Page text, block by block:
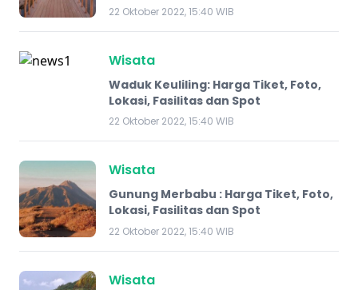
22 Oktober 2022, 15:40 WIB
Wisata
Waduk Keuliling: Harga Tiket, Foto,
Lokasi, Fasilitas dan Spot
22 Oktober 2022, 15:40 WIB
Wisata
Gunung Merbabu : Harga Tiket, Foto,
Lokasi, Fasilitas dan Spot
22 Oktober 2022, 15:40 WIB
Wisata